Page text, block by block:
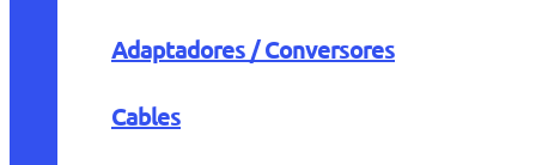
Adaptadores / Conversores
Cables